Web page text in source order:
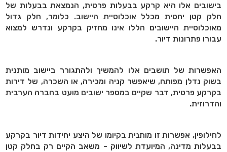
בישובים אלו היא קרקע בבעלות פרטית, הנמצאת בבעלות של
חלק קטן יחסית מכלל אוכלוסיית היישוב. כלומר, חלק גדול
מאוכלוסיית היישובים הללו אינו מחזיק בקרקע ונדרש למצוא
עבורו פתרונות דיור.
האפשרות של תושבים אלו להמשיך ולהתגורר ביישוב מותנית
בשוק נדלן מפותח, שיאפשר קניה ומכירה, או השכרה, של דירות
בקרקע פרטית, דבר שקיים במספר ישובים מועט בחברה הערבית
והדרוזית.
לחילופין, אפשרות זו מותנית בקיומו של היצע יחידות דיור בקרקע
בבעלות מדינה, המיועדת לשיווק - משאב הקיים רק בחלק קטן